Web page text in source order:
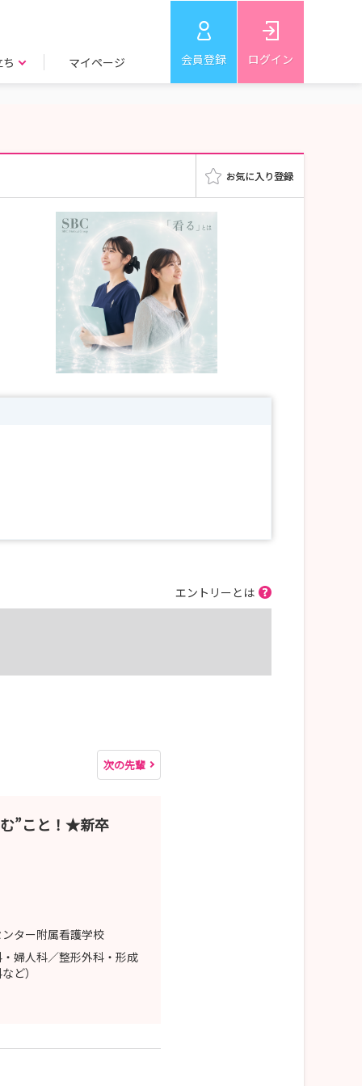
マイページ 会員登録 ログイン
エントリーとは
次の先輩
”こと！★新卒
ター附属看護学校
婦人科／整形外科・形成
ど）